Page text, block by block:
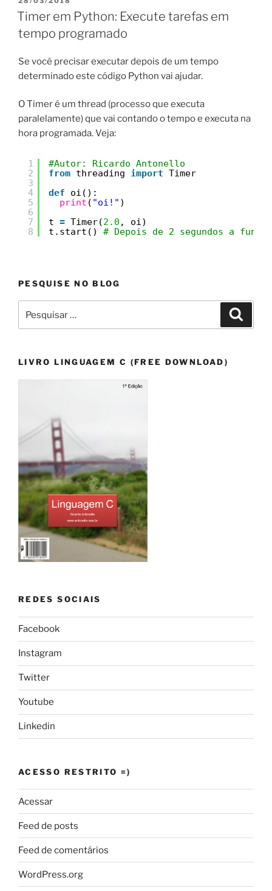
EM
Timer em Python: Execute tarefas em
tempo programado
Se você precisar executar depois de um tempo
determinado este código Python vai ajudar.
O Timer é um thread (processo que executa
paralelamente) que vai contando o tempo e executa na
hora programada. Veja:
1
2
3
4
5
6
7
8
#Autor: Ricardo Antonello
from threading import Timer
def
oi():
print ( "oi!" )
t = Timer(2.0 , oi)
t.start() # Depois de 2 segundos a
PESQUISE NO BLOG
por:
LIVRO LINGUAGEM C (FREE DOWNLOAD)
REDES SOCIAIS
Facebook
Instagram
Twitter
Youtube
Linkedin
ACESSO RESTRITO =)
Acessar
Feed de posts
Feed de comentários
WordPress.org